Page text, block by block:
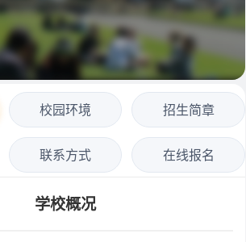
校园环境 招生简章
联系方式 在线报名
学校概况